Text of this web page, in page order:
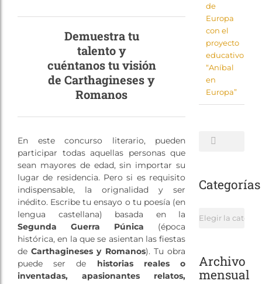
Demuestra tu
talento y
cuéntanos tu visión
de Carthagineses y
Romanos
En este concurso literario, pueden
participar todas aquellas personas que
sean mayores de edad, sin importar su
lugar de residencia. Pero si es requisito
indispensable, la orignalidad y ser
inédito. Escribe tu ensayo o tu poesía (en
lengua castellana) basada en la
Segunda Guerra Púnica (época
histórica, en la que se asientan las fiestas
deCarthagineses y Romanos). Tu obra
puede ser de historias reales o
inventadas, apasionantes relatos,
de
Europa
con el
proyecto
educativo
“Aníbal
en
Europa”
Buscar:
Categorías
Categorías
Archivo
mensual